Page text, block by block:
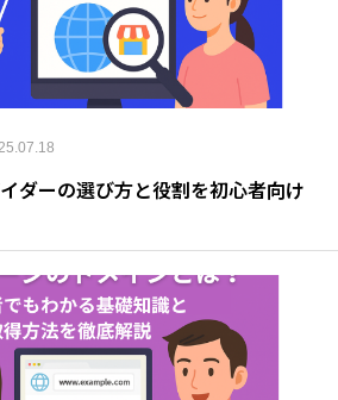
ダーの選び方と役割を初心者向け